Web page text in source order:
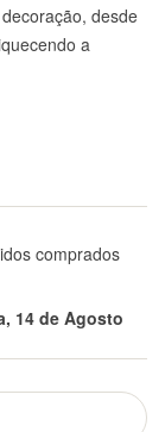
desde
a
comprados
14 de Agosto